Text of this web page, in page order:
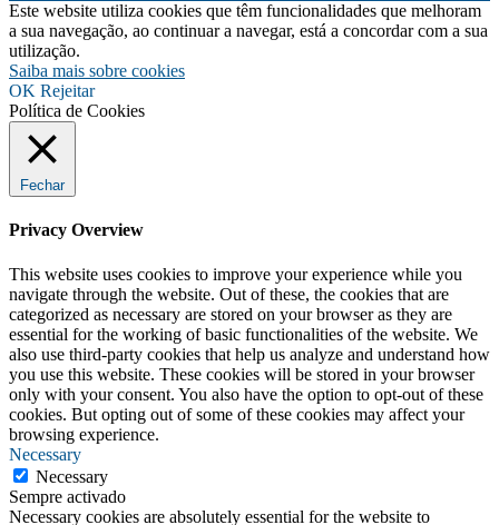
Este website utiliza cookies que têm funcionalidades que melhoram
a sua navegação, ao continuar a navegar, está a concordar com a sua
utilização.
Saiba mais sobre cookies
OK Rejeitar
Política de Cookies
Fechar
Privacy Overview
This website uses cookies to improve your experience while you
navigate through the website. Out of these, the cookies that are
categorized as necessary are stored on your browser as they are
essential for the working of basic functionalities of the website. We
also use third-party cookies that help us analyze and understand how
you use this website. These cookies will be stored in your browser
only with your consent. You also have the option to opt-out of these
cookies. But opting out of some of these cookies may affect your
browsing experience.
Necessary
Necessary
Sempre activado
Necessary cookies are absolutely essential for the website to